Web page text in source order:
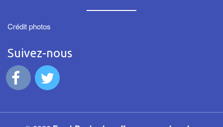
Crédit photos
Suivez-nous